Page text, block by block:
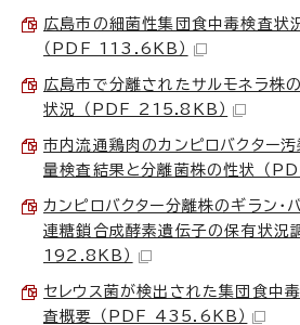
広島市の細菌性集団食中毒検査
（PDF 113.6KB）
広島市で分離されたサルモネラ株
状況 （PDF 215.8KB）
市内流通鶏肉のカンピロバクター
量検査結果と分離菌株の性状 （
カンピロバクター分離株のギラン
連糖鎖合成酵素遺伝子の保有状況
192.8KB）
セレウス菌が検出された集団食中
査概要 （PDF 435.6KB）